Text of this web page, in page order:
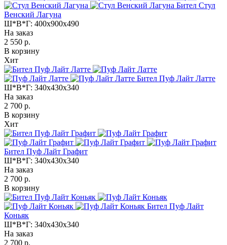
Бител Стул
Венский Лагуна
Ш*В*Г: 400x900x490
На заказ
2 550 р.
В корзину
Хит
Бител Пуф Лайт Латте
Ш*В*Г: 340x430x340
На заказ
2 700 р.
В корзину
Хит
Бител Пуф Лайт Графит
Ш*В*Г: 340x430x340
На заказ
2 700 р.
В корзину
Бител Пуф Лайт
Коньяк
Ш*В*Г: 340x430x340
На заказ
2 700 р.